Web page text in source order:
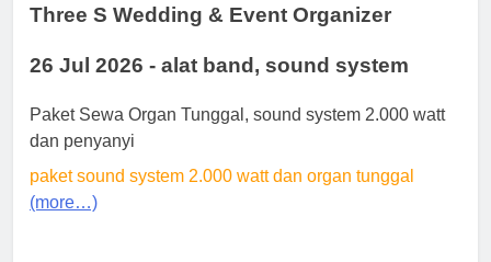
Three S Wedding & Event Organizer
26 Jul 2026 - alat band, sound system
Paket Sewa Organ Tunggal, sound system 2.000 watt
dan penyanyi
paket sound system 2.000 watt dan organ tunggal
(more…)